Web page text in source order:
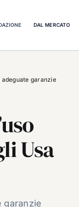
DAL MERCATO
adeguate garanzie
Usa
garanzie